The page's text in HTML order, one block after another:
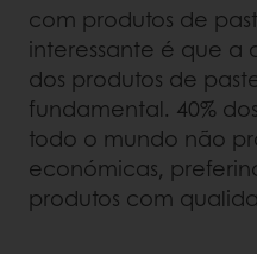
com produtos de
interessante é que a
dos produtos de
fundamental. 40%
todo o mundo não
económicas,
produtos com